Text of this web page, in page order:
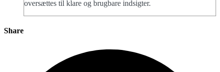
oversættes til klare og brugbare indsigter.
Share